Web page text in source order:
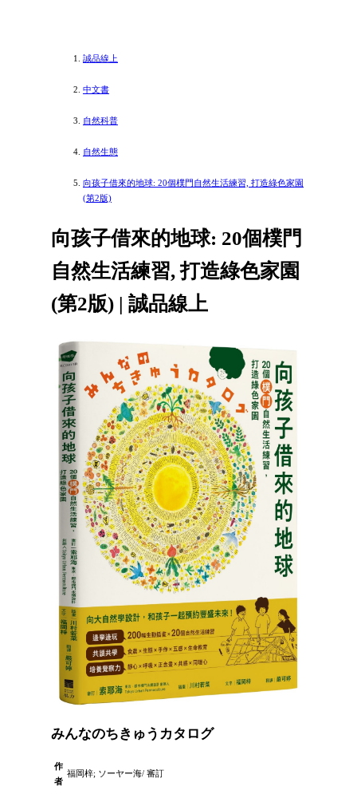
誠品線上
中文書
自然科普
自然生態
向孩子借來的地球: 20個樸門自然生活練習, 打造綠色家園
(第2版)
向孩子借來的地球: 20個樸門
自然生活練習, 打造綠色家園
(第2版) | 誠品線上
みんなのちきゅうカタログ
作
者
福岡梓; ソーヤー海/ 審訂